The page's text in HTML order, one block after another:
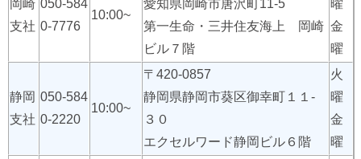
岡崎
支社
050-584
0-7776
10:00~
愛知県岡崎市唐沢町11-5
第一生命・三井住友海上 岡崎
ビル７階
曜
金
曜
静岡
支社
050-584
0-2220
10:00~
〒420-0857
静岡県静岡市葵区御幸町１１-
３０
エクセルワード静岡ビル６階
火
曜
金
曜